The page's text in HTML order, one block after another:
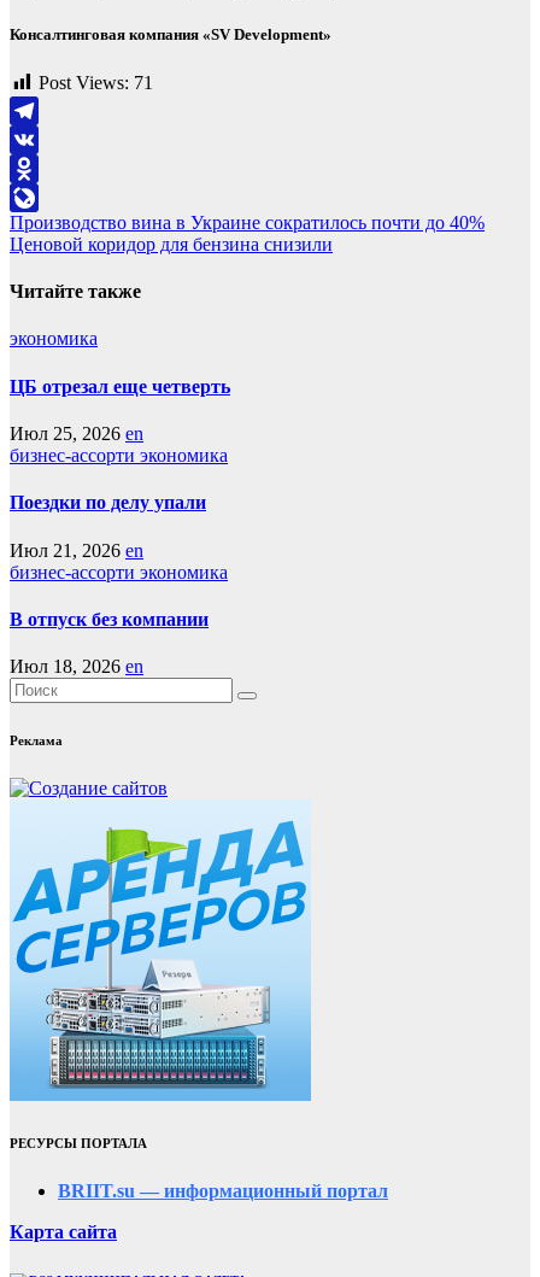
Консалтинговая компания «SV Development»
Post Views: 71
Telegram
VK
Odnoklassniki
LiveJournal
Навигация
по
записям
Производство вина в Украине сократилось почти до 40%
Ценовой коридор для бензина снизили
Читайте также
экономика
ЦБ отрезал еще четверть
Июл 25, 2026 en
бизнес-ассорти экономика
Поездки по делу упали
Июл 21, 2026 en
бизнес-ассорти экономика
В отпуск без компании
Июл 18, 2026 en
Реклама
РЕСУРСЫ ПОРТАЛА
BRIIT.su — информационный портал
Карта сайта